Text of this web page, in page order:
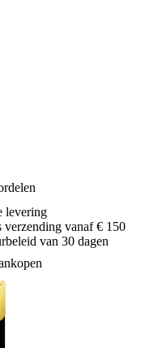
levering
verzending vanaf € 150
van 30 dagen